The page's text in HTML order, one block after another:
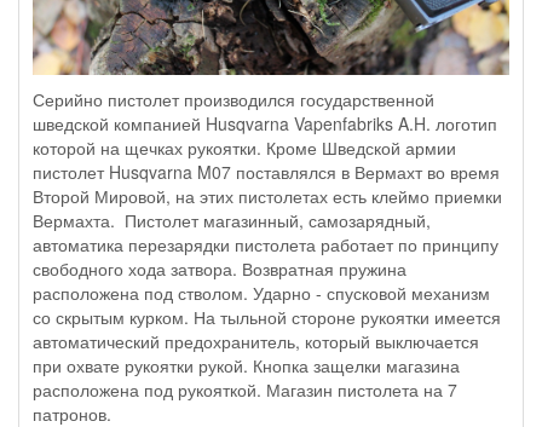
Серийно пистолет производился государственной
шведской компанией Husqvarna Vapenfabriks A.H. логотип
которой на щечках рукоятки. Кроме Шведской армии
пистолет Husqvarna M07 поставлялся в Вермахт во время
Второй Мировой, на этих пистолетах есть клеймо приемки
Вермахта. Пистолет магазинный, самозарядный,
автоматика перезарядки пистолета работает по принципу
свободного хода затвора. Возвратная пружина
расположена под стволом. Ударно - спусковой механизм
со скрытым курком. На тыльной стороне рукоятки имеется
автоматический предохранитель, который выключается
при охвате рукоятки рукой. Кнопка защелки магазина
расположена под рукояткой. Магазин пистолета на 7
патронов.